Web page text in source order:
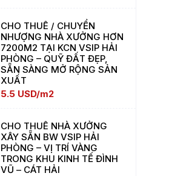
CHO THUÊ / CHUYỂN
NHƯỢNG NHÀ XƯỞNG HƠN
7200M2 TẠI KCN VSIP HẢI
PHÒNG – QUỸ ĐẤT ĐẸP,
SẴN SÀNG MỞ RỘNG SẢN
XUẤT
5.5 USD/m2
CHO THUÊ NHÀ XƯỞNG
XÂY SẴN BW VSIP HẢI
PHÒNG – VỊ TRÍ VÀNG
TRONG KHU KINH TẾ ĐÌNH
VŨ – CÁT HẢI